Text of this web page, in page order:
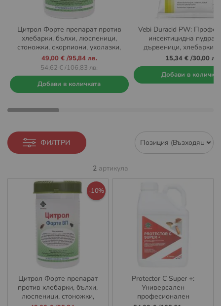
Цитрол Форте препарат против
хлебарки, бълхи, люспеници,
стоножки, скорпиони, ухолазки,
мухи и оси 150 гр.
Промо
цена
49,00 €/95,84 лв.
54,62 €/106,83 лв.
Добави в количката
Vebi Duracid PW:
инсектицидна пудра
дървеници, хлебарки,
бълхи, оси и
15,34 €/30,00 лв.
Добави в
ФИЛТРИ
2 артикула
-10%
Цитрол Форте препарат
против хлебарки, бълхи,
люспеници, стоножки,
Protector C Super +:
Универсален
професионален